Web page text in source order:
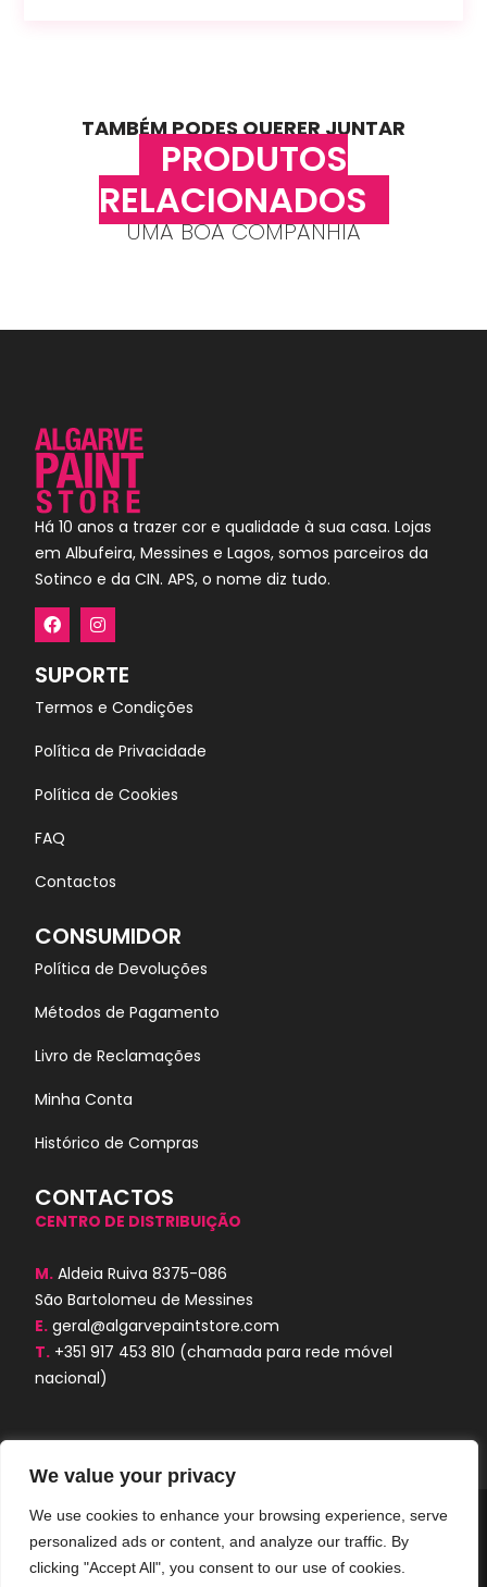
We value your privacy
We use cookies to enhance your browsing experience, serve
personalized ads or content, and analyze our traffic. By
clicking "Accept All", you consent to our use of cookies.
TAMBÉM PODES QUERER JUNTAR
PRODUTOS
RELACIONADOS
UMA BOA COMPANHIA
Há 10 anos a trazer cor e qualidade à sua casa. Lojas
em Albufeira, Messines e Lagos, somos parceiros da
Sotinco e da CIN. APS, o nome diz tudo.
SUPORTE
Termos e Condições
Política de Privacidade
Política de Cookies
FAQ
Contactos
CONSUMIDOR
Política de Devoluções
Métodos de Pagamento
Livro de Reclamações
Minha Conta
Histórico de Compras
CONTACTOS
CENTRO DE DISTRIBUIÇÃO
M. Aldeia Ruiva 8375-086
São Bartolomeu de Messines
E. geral@algarvepaintstore.com
T. +351 917 453 810 (chamada para rede móvel
nacional)
Algarve Paint Store © 2024. Todos os
direitos reservados. Desenvolvido por
AORUBRO.PT